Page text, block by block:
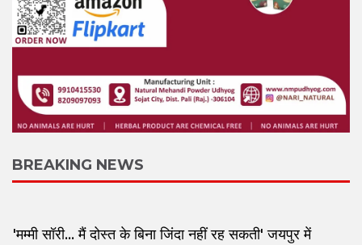
BREAKING NEWS
'मम्मी सॉरी... मैं दोस्त के बिना जिंदा नहीं रह सकती' जयपुर में